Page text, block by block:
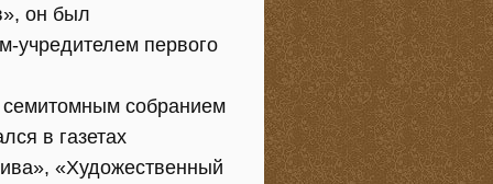
он был
учредителем первого
семитомным собранием
в газетах
«Художественный